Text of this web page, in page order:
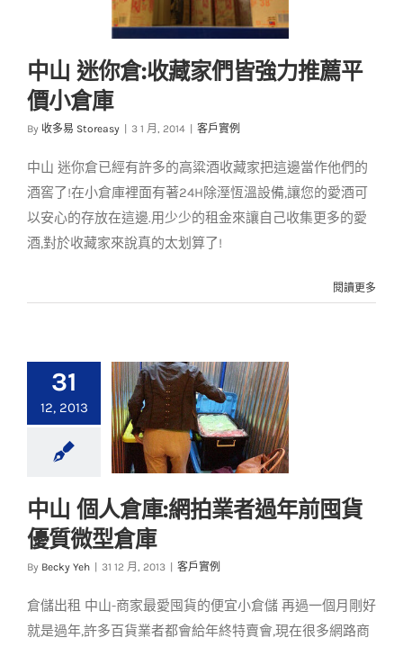
皆強力推薦平價小倉
庫
客戶實例
中山 迷你倉:收藏家們皆強力推薦平
價小倉庫
By 收多易 Storeasy 3 1 月, 2014 客戶實例
中山 迷你倉已經有許多的高粱酒收藏家把這邊當作他們的
酒窖了!在小倉庫裡面有著24H除溼恆溫設備,讓您的愛酒可
以安心的存放在這邊.用少少的租金來讓自己收集更多的愛
酒,對於收藏家來說真的太划算了!
閱讀更多
31
12, 2013
中山 個人倉庫:網拍業
者過年前囤貨優質微
型倉庫
中山 個人倉庫:網拍業者過年前囤貨
優質微型倉庫
By Becky Yeh 31 12 月, 2013 客戶實例
倉儲出租 中山-商家最愛囤貨的便宜小倉儲 再過一個月剛好
就是過年,許多百貨業者都會給年終特賣會,現在很多網路商